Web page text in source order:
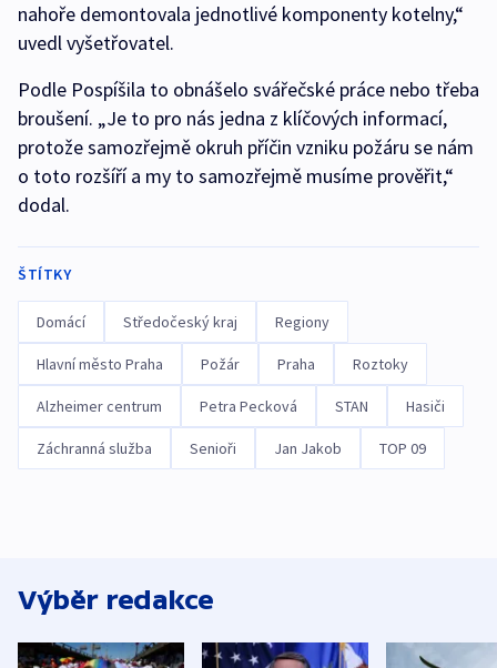
nahoře demontovala jednotlivé komponenty kotelny,“
uvedl vyšetřovatel.
Podle Pospíšila to obnášelo svářečské práce nebo třeba
broušení. „Je to pro nás jedna z klíčových informací,
protože samozřejmě okruh příčin vzniku požáru se nám
o toto rozšíří a my to samozřejmě musíme prověřit,“
dodal.
ŠTÍTKY
Domácí Středočeský kraj Regiony
Hlavní město Praha Požár Praha Roztoky
Alzheimer centrum Petra Pecková STAN Hasiči
Záchranná služba Senioři Jan Jakob TOP 09
Výběr redakce